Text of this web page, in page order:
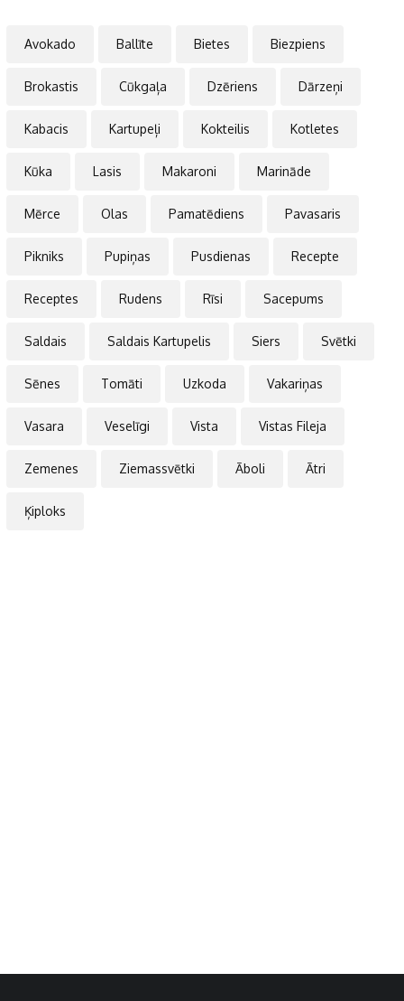
Avokado Ballīte Bietes Biezpiens
Brokastis Cūkgaļa Dzēriens Dārzeņi
Kabacis Kartupeļi Kokteilis Kotletes
Kūka Lasis Makaroni Marināde
Mērce Olas Pamatēdiens Pavasaris
Pikniks Pupiņas Pusdienas Recepte
Receptes Rudens Rīsi Sacepums
Saldais Saldais Kartupelis Siers Svētki
Sēnes Tomāti Uzkoda Vakariņas
Vasara Veselīgi Vista Vistas Fileja
Zemenes Ziemassvētki Āboli Ātri
Ķiploks